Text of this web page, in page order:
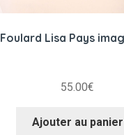
Foulard Lisa Pays
55.00€
Ajouter au panier